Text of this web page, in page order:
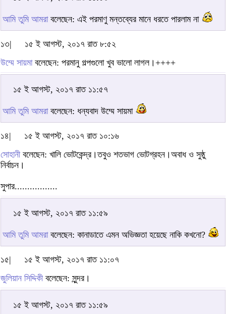
আমি তুমি আমরাবলেছেন: এই পরমাণু মন্তব্যের মানে ধরতে পারলাম না
১৩|
১৫ ই আগস্ট, ২০১৭ রাত ৮:৫২
উম্মে সায়মাবলেছেন: পরমানু গল্পগুলো খুব ভালো লাগল।++++
১৫ ই আগস্ট, ২০১৭ রাত ১১:৫৭
আমি তুমি আমরাবলেছেন: ধন্যবাদ উম্মে সায়মা
১৪|
১৫ ই আগস্ট, ২০১৭ রাত ১০:১৬
সোহানীবলেছেন: খালি ভোটকেন্দ্র।তবুও শতভাগ ভোটগ্রহন।অবাধ ও সুষ্ঠু
নির্বাচন।
সুপার.................
১৫ ই আগস্ট, ২০১৭ রাত ১১:৫৯
আমি তুমি আমরাবলেছেন: কানাডাতে এমন অভিজ্ঞতা হয়েছে নাকি কখনো?
১৫|
১৫ ই আগস্ট, ২০১৭ রাত ১১:০৭
জুলিয়ান সিদ্দিকীবলেছেন: সুন্দর।
১৫ ই আগস্ট, ২০১৭ রাত ১১:৫৯